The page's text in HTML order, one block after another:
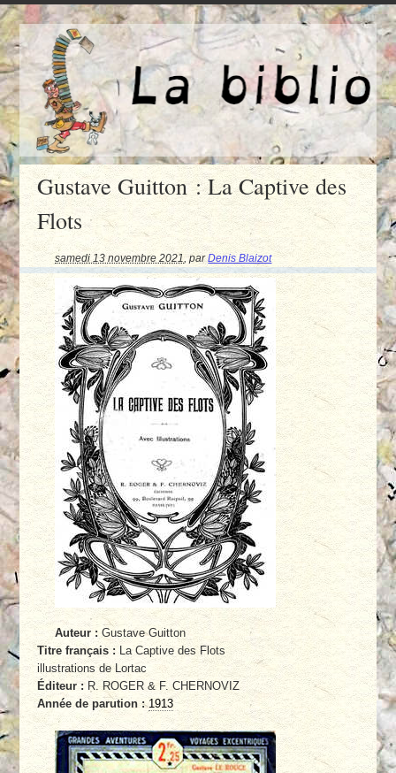
Gustave Guitton : La Captive des
Flots
samedi 13 novembre 2021 ,parDenis Blaizot
Auteur : Gustave Guitton
Titre français :La Captive des Flots
illustrations de Lortac
Éditeur : R. ROGER & F. CHERNOVIZ
Année de parution : 1913